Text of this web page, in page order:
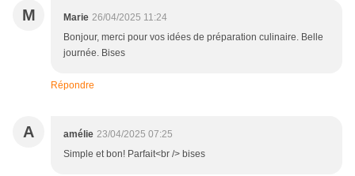
M Marie 26/04/2025 11:24
Bonjour, merci pour vos idées de préparation culinaire. Belle
journée. Bises
Répondre
A amélie 23/04/2025 07:25
Simple et bon! Parfait<br /> bises